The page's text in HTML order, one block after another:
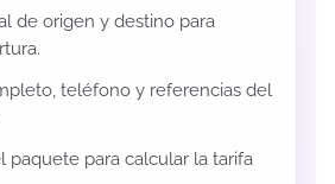
de origen y destino para
teléfono y referencias del
paquete para calcular la tarifa